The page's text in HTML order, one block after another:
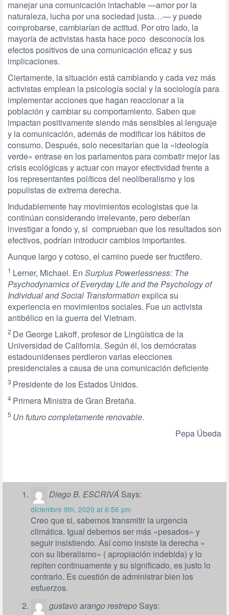
manejar una comunicación intachable —amor por la
naturaleza, lucha por una sociedad justa…— y puede
comprobarse, cambiarían de actitud. Por otro lado, la
mayoría de activistas hasta hace poco desconocía los
efectos positivos de una comunicación eficaz y sus
implicaciones.
Ciertamente, la situación está cambiando y cada vez más
activistas emplean la psicología social y la sociología para
implementar acciones que hagan reaccionar a la
población y cambiar su comportamiento. Saben que
impactan positivamente siendo más sensibles al lenguaje
y la comunicación, además de modificar los hábitos de
consumo. Después, solo necesitarían que la «ideología
verde» entrase en los parlamentos para combatir mejor las
crisis ecológicas y actuar con mayor efectividad frente a
los representantes políticos del neoliberalismo y los
populistas de extrema derecha.
Indudablemente hay movimientos ecologistas que la
continúan considerando irrelevante, pero deberían
investigar a fondo y, si comprueban que los resultados son
efectivos, podrían introducir cambios importantes.
Aunque largo y cotoso, el camino puede ser fructífero.
1 Lerner, Michael. En SurplusPowerlessness: The
Psychodynamics of Everyday Life and the Psychology of
Individual and Social Transformationexplica su
experiencia en movimientos sociales. Fue un activista
antibélico en la guerra del Vietnam.
2 De George Lakoff, profesor de Lingüística de la
Universidad de California. Según él, los demócratas
estadounidenses perdieron varias elecciones
presidenciales a causa de una comunicación deficiente
3 Presidente de los Estados Unidos.
4 Primera Ministra de Gran Bretaña.
5 Un futuro completamente renovable.
Pepa Úbeda
Diego B. ESCRIVÁ Says:
diciembre 9th, 2020 at 6:56 pm
Creo que si, sabemos transmitir la urgencia
climática. Igual debemos ser más «pesados» y
seguir insistiendo. Así como insiste la derecha »
con su liberalismo» ( apropiación indebida) y lo
repiten continuamente y su significado, es justo lo
contrario. Es cuestión de administrar bien los
esfuerzos.
gustavo arango restrepo Says: